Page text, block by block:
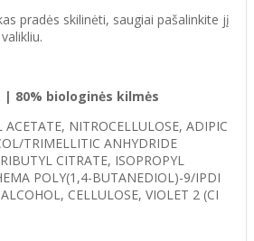
pradės skilinėti, saugiai pašalinkite jį
80% biologinės kilmės
ACETATE, NITROCELLULOSE, ADIPIC
TRIMELLITIC ANHYDRIDE
CITRATE, ISOPROPYL
POLY(1,4-BUTANEDIOL)-9/IPDI
CELLULOSE, VIOLET 2 (CI